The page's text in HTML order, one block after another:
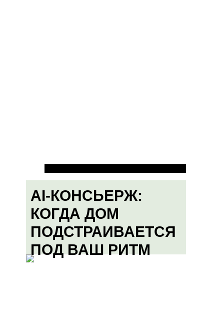
AI-КОНСЬЕРЖ:
КОГДА ДОМ
ПОДСТРАИВАЕТСЯ
ПОД ВАШ РИТМ